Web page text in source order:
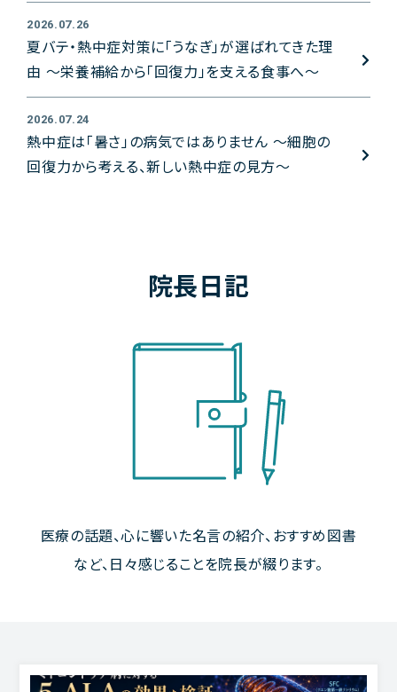
2026.07.26
夏バテ・熱中症対策に「うなぎ」が選ばれてきた理
由 ～栄養補給から「回復力」を支える食事へ～
2026.07.24
熱中症は「暑さ」の病気ではありません 〜細胞の
回復力から考える、新しい熱中症の見方〜
院長日記
医療の話題、心に響いた名言の紹介、おすすめ図書
など、日々感じることを院長が綴ります。